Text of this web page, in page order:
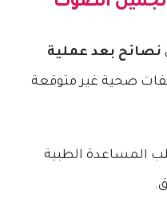
نصائح بعد عملية
صحية غير متوقعة
المساعدة الطبية